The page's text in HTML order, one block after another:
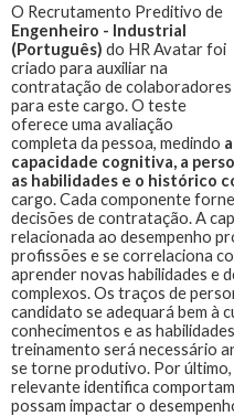
O Recrutamento Preditivo de
Engenheiro - Industrial
(Português) do HR Avatar foi
criado para auxiliar na
contratação de colaboradores
para este cargo.O teste
oferece uma avaliação
completa da pessoa, medindo a
capacidade cognitiva, a
as habilidades e o histórico
cargo. Cada componente
decisões de contratação. A
relacionada ao desempenho
profissões e se correlaciona
aprender novas habilidades e
complexos. Os traços de
candidato se adequará bem à
conhecimentos e as
treinamento será necessário
se torne produtivo. Por
relevante identifica
possam impactar o